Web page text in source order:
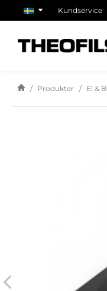
Kundservice
Produkter El &